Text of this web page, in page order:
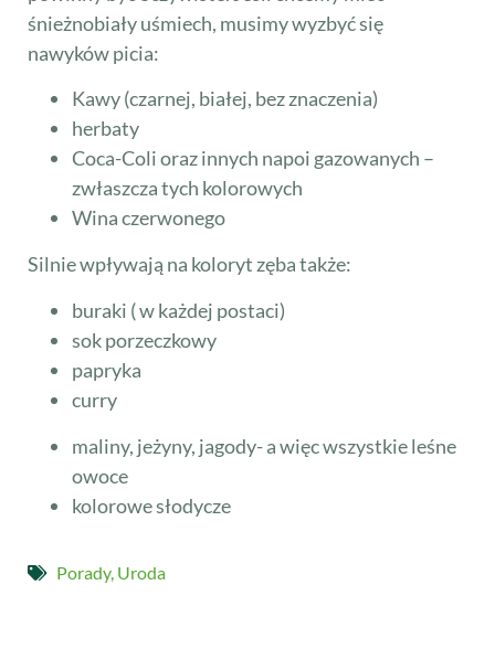
śnieżnobiały uśmiech, musimy wyzbyć się
nawyków picia:
Kawy (czarnej, białej, bez znaczenia)
herbaty
Coca-Coli oraz innych napoi gazowanych –
zwłaszcza tych kolorowych
Wina czerwonego
Silnie wpływają na koloryt zęba także:
buraki ( w każdej postaci)
sok porzeczkowy
papryka
curry
maliny, jeżyny, jagody- a więc wszystkie leśne
owoce
kolorowe słodycze
Porady, Uroda